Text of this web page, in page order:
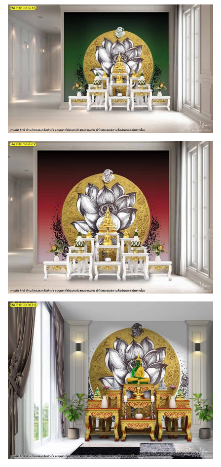
Search
for: